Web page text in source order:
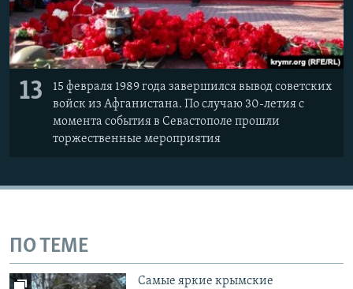
13
15 февраля 1989 года завершился вывод советских
войск из Афганистана. По случаю 30-летия с
момента события в Севастополе прошли
торжественные мероприятия
ПО ТЕМЕ
Самые яркие крымские